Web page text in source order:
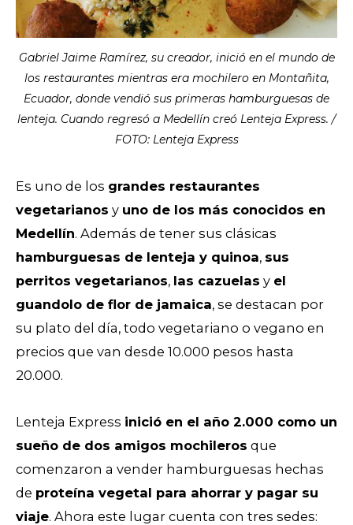
Gabriel Jaime Ramírez, su creador, inició en el mundo de
los restaurantes mientras era mochilero en Montañita,
Ecuador, donde vendió sus primeras hamburguesas de
lenteja. Cuando regresó a Medellín creó Lenteja Express. /
FOTO: Lenteja Express
Es uno de los grandes restaurantes
vegetarianos y uno de los más conocidos en
Medellín. Además de tener sus clásicas
hamburguesas de lenteja y quinoa, sus
perritos vegetarianos, las cazuelas y el
guandolo de flor de jamaica, se destacan por
su plato del día, todo vegetariano o vegano en
precios que van desde 10.000 pesos hasta
20.000.
Lenteja Express inició en el año 2.000 como un
sueño de dos amigos mochileros que
comenzaron a vender hamburguesas hechas
de proteína vegetal para ahorrar y pagar su
viaje. Ahora este lugar cuenta con tres sedes: